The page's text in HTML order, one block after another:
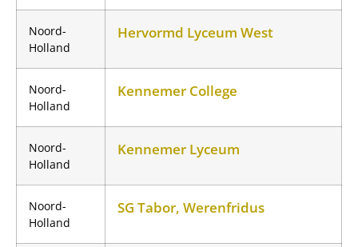
Noord-
Holland
Hervormd Lyceum West
Noord-
Holland
Kennemer College
Noord-
Holland
Kennemer Lyceum
Noord-
Holland
SG Tabor, Werenfridus